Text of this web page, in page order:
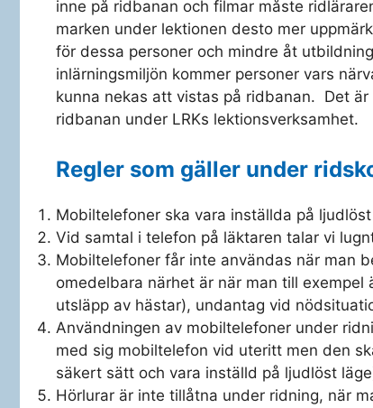
inne på ridbanan och filmar måste
marken under lektionen desto mer
för dessa personer och mindre åt
inlärningsmiljön kommer personer vars
kunna nekas att vistas på ridbanan. Det
ridbanan under LRKs lektionsverksamhet.
Regler som gäller under
Mobiltelefoner ska vara inställda på
Vid samtal i telefon på läktaren talar vi
Mobiltelefoner får inte användas när man
omedelbara närhet är när man till
utsläpp av hästar), undantag vid
Användningen av mobiltelefoner under
med sig mobiltelefon vid uteritt men den
säkert sätt och vara inställd på ljudlöst
Hörlurar är inte tillåtna under ridning, när